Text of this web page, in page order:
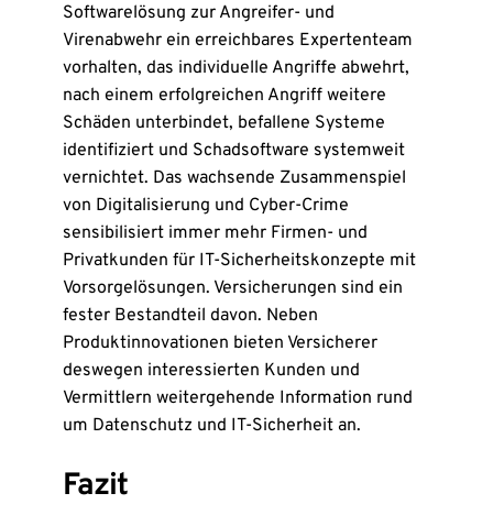
Softwarelösung zur Angreifer- und
Virenabwehr ein erreichbares Expertenteam
vorhalten, das individuelle Angriffe abwehrt,
nach einem erfolgreichen Angriff weitere
Schäden unterbindet, befallene Systeme
identifiziert und Schadsoftware systemweit
vernichtet. Das wachsende Zusammenspiel
von Digitalisierung und Cyber-Crime
sensibilisiert immer mehr Firmen- und
Privatkunden für IT-Sicherheitskonzepte mit
Vorsorgelösungen. Versicherungen sind ein
fester Bestandteil davon. Neben
Produktinnovationen bieten Versicherer
deswegen interessierten Kunden und
Vermittlern weitergehende Information rund
um Datenschutz und IT-Sicherheit an.
Fazit